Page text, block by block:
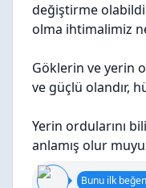
değiştirme
olma ihtimalimiz
Göklerin ve yerin
ve güçlü olandır,
Yerin ordularını
anlamış olur
Bunu ilk